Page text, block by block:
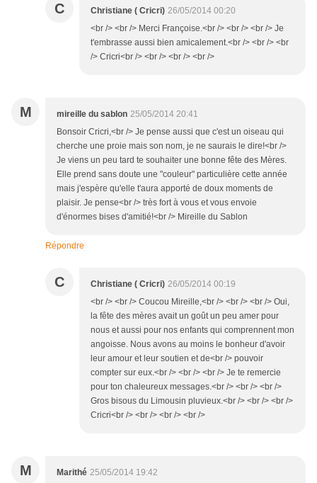
C Christiane ( Cricri) 26/05/2014 00:20
<br /> <br /> Merci Françoise.<br /> <br /> <br /> Je
t'embrasse aussi bien amicalement.<br /> <br /> <br
/> Cricri<br /> <br /> <br /> <br />
M mireille du sablon 25/05/2014 20:41
Bonsoir Cricri,<br /> Je pense aussi que c'est un oiseau qui
cherche une proie mais son nom, je ne saurais le dire!<br />
Je viens un peu tard te souhaiter une bonne fête des Mères.
Elle prend sans doute une "couleur" particulière cette année
mais j'espère qu'elle t'aura apporté de doux moments de
plaisir. Je pense<br /> très fort à vous et vous envoie
d'énormes bises d'amitié!<br /> Mireille du Sablon
Répondre
C Christiane ( Cricri) 26/05/2014 00:19
<br /> <br /> Coucou Mireille,<br /> <br /> <br /> Oui,
la fête des mères avait un goût un peu amer pour
nous et aussi pour nos enfants qui comprennent mon
angoisse. Nous avons au moins le bonheur d'avoir
leur amour et leur soutien et de<br /> pouvoir
compter sur eux.<br /> <br /> <br /> Je te remercie
pour ton chaleureux messages.<br /> <br /> <br />
Gros bisous du Limousin pluvieux.<br /> <br /> <br />
Cricri<br /> <br /> <br /> <br />
M Marithé 25/05/2014 19:42